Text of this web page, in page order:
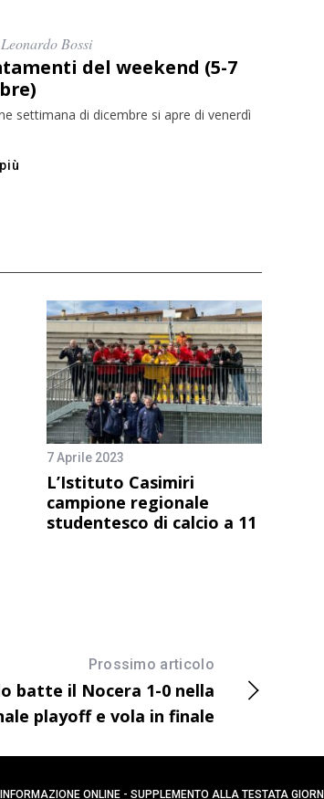
Bossi
del weekend (5-7
settimana di dicembre si apre di venerdì
7 Aprile 2023
L’Istituto Casimiri
campione regionale
studentesco di calcio a 11
Prossimo articolo
batte il Nocera 1-0 nella
playoff e vola in finale
ONLINE - SUPPLEMENTO ALLA TESTATA